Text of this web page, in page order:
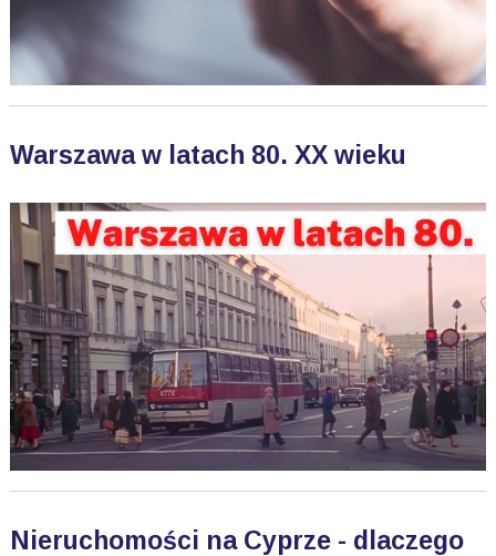
Warszawa w latach 80. XX wieku
Nieruchomości na Cyprze - dlaczego